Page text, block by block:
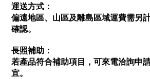
運送方式：
偏遠地區、山區及離島區域運費需另
確認。
長照補助：
若產品符合補助項目，可來電洽詢申
宜。